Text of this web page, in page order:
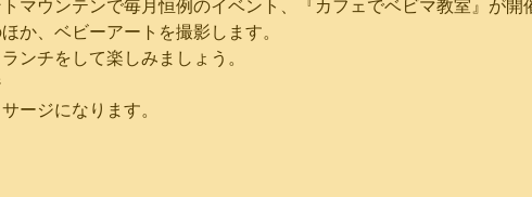
マウンテンで毎月恒例のイベント、『カフェでベビマ教室』が開
か、ベビーアートを撮影します。
ンチをして楽しみましょう。
ージになります。